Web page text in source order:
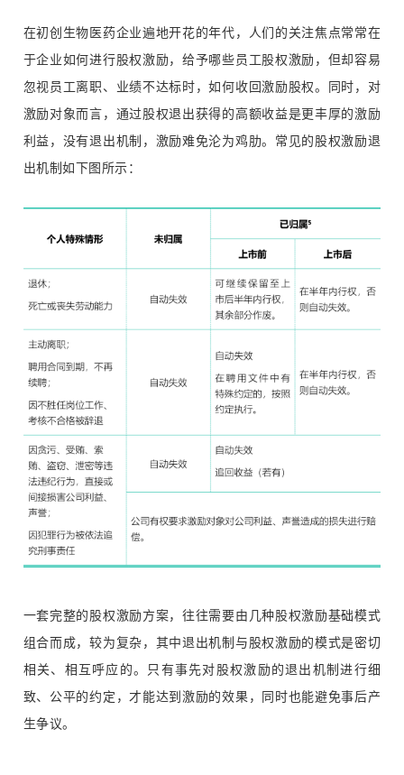
在初创生物医药企业遍地开花的年代，人们的关注焦点常常在
于企业如何进行股权激励，给予哪些员工股权激励，但却容易
忽视员工离职、业绩不达标时，如何收回激励股权。同时，对
激励对象而言，通过股权退出获得的高额收益是更丰厚的激励
利益，没有退出机制，激励难免沦为鸡肋。常见的股权激励退
出机制如下图所示：
一套完整的股权激励方案，往往需要由几种股权激励基础模式
组合而成，较为复杂，其中退出机制与股权激励的模式是密切
相关、相互呼应的。只有事先对股权激励的退出机制进行细
致、公平的约定，才能达到激励的效果，同时也能避免事后产
生争议。